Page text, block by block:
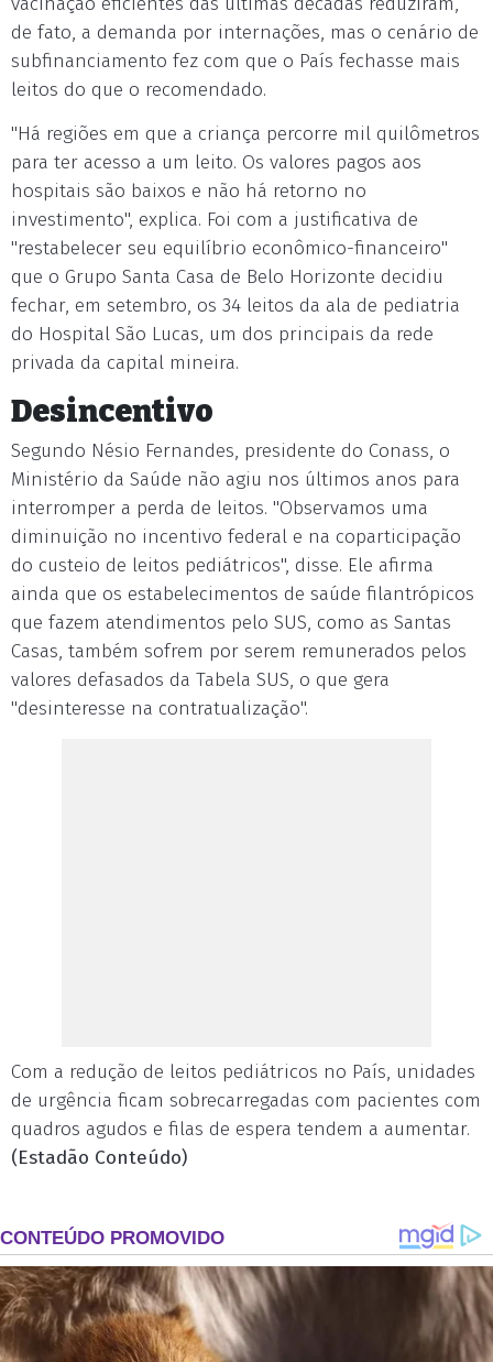
de fato, a demanda por internações, mas o cenário de
subfinanciamento fez com que o País fechasse mais
leitos do que o recomendado.
"Há regiões em que a criança percorre mil quilômetros
para ter acesso a um leito. Os valores pagos aos
hospitais são baixos e não há retorno no
investimento", explica. Foi com a justificativa de
"restabelecer seu equilíbrio econômico-financeiro"
que o Grupo Santa Casa de Belo Horizonte decidiu
fechar, em setembro, os 34 leitos da ala de pediatria
do Hospital São Lucas, um dos principais da rede
privada da capital mineira.
Desincentivo
Segundo Nésio Fernandes, presidente do Conass, o
Ministério da Saúde não agiu nos últimos anos para
interromper a perda de leitos. "Observamos uma
diminuição no incentivo federal e na coparticipação
do custeio de leitos pediátricos", disse. Ele afirma
ainda que os estabelecimentos de saúde filantrópicos
que fazem atendimentos pelo SUS, como as Santas
Casas, também sofrem por serem remunerados pelos
valores defasados da Tabela SUS, o que gera
"desinteresse na contratualização".
Com a redução de leitos pediátricos no País, unidades
de urgência ficam sobrecarregadas com pacientes com
quadros agudos e filas de espera tendem a aumentar.
(Estadão Conteúdo)